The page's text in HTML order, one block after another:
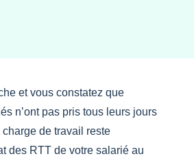
et vous constatez que
n’ont pas pris tous leurs jours
de travail reste
des RTT de votre salarié au